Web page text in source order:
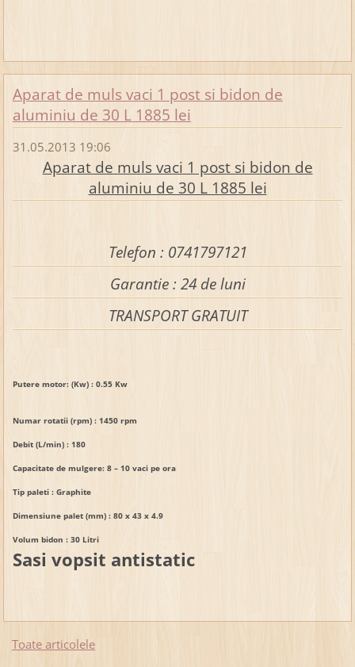
Aparat de muls vaci 1 post si bidon de
aluminiu de 30 L 1885 lei
31.05.2013 19:06
Aparat de muls vaci 1 post si bidon de
aluminiu de 30 L 1885 lei
Telefon : 0741797121
Garantie : 24 de luni
TRANSPORT GRATUIT
Putere motor: (Kw) : 0.55 Kw
Numar rotatii (rpm) : 1450 rpm
Debit (L/min) : 180
Capacitate de mulgere: 8 – 10 vaci pe ora
Tip paleti : Graphite
Dimensiune palet (mm) : 80 x 43 x 4.9
Volum bidon : 30 Litri
Sasi vopsit antistatic
Toate articolele